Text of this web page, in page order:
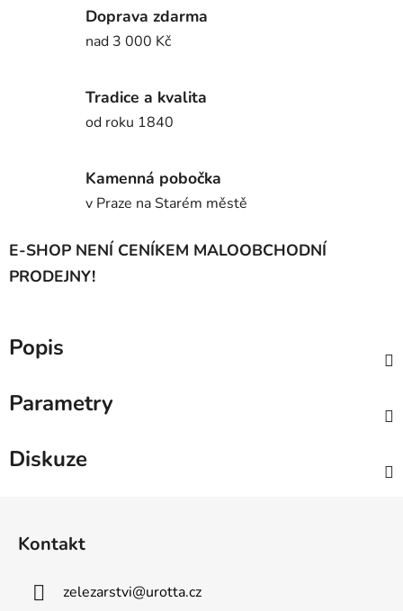
Doprava zdarma
nad 3 000 Kč
Tradice a kvalita
od roku 1840
Kamenná pobočka
v Praze na Starém městě
E-SHOP NENÍ CENÍKEM MALOOBCHODNÍ
PRODEJNY!
Popis
Parametry
Diskuze
Kontakt
zelezarstvi@urotta.cz